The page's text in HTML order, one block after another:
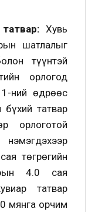
Хувь
шатлалыг
түүнтэй
орлогод
ний өдрөөс
татвар
орлоготой
төгрөгийн
4.0 сая
татвар
мянга орчим